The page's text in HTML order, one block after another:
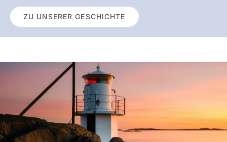
ZU UNSERER GESCHICHTE